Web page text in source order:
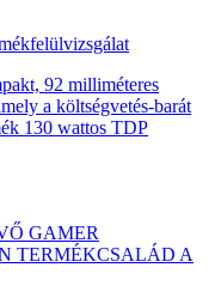
92 milliméteres
a költségvetés-barát
130 wattos TDP
GAMER
TERMÉKCSALÁD A